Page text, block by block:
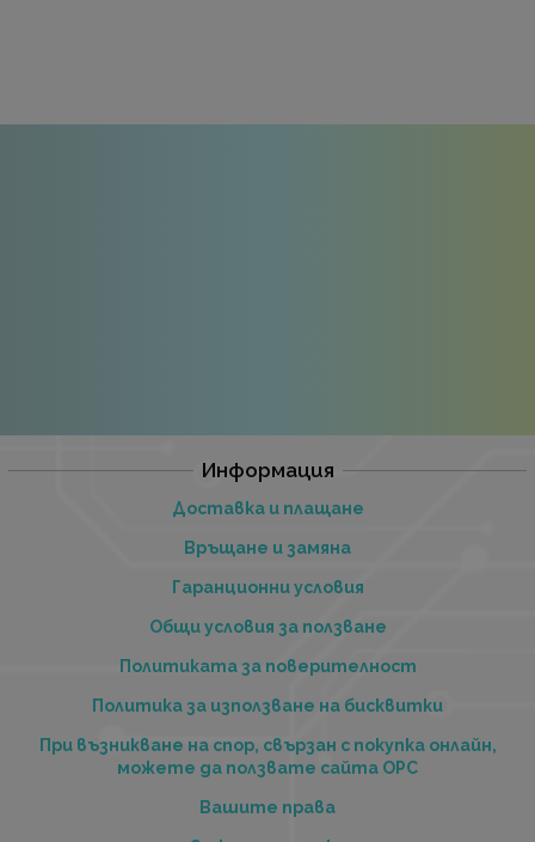
Информация
Доставка и плащане
Връщане и замяна
Гаранционни условия
Общи условия за ползване
Политиката за поверителност
Политика за използване на бисквитки
При възникване на спор, свързан с покупка онлайн,
можете да ползвате сайта ОРС
Вашите права